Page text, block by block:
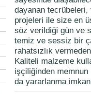
dayanan tecrübeleri,
projeleri ile size en
söz verildiği gün ve
temiz ve sessiz bir
rahatsızlık
Kaliteli malzeme
işçiliğinden
da yararlanma